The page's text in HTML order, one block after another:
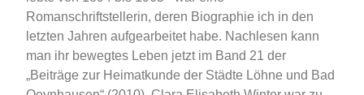
Romanschriftstellerin, deren Biographie ich in den
letzten Jahren aufgearbeitet habe. Nachlesen kann
man ihr bewegtes Leben jetzt im Band 21 der
„Beiträge zur Heimatkunde der Städte Löhne und Bad